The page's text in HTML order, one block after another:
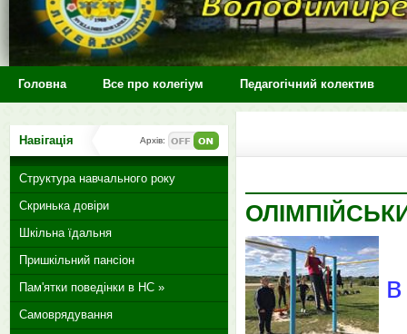
Головна Все про колегіум Педагогічний колектив
Навігація Архів:
Структура навчального року
Скринька довіри
Шкільна їдальня
Пришкільний пансіон
Пам'ятки поведінки в НС »
Самоврядування